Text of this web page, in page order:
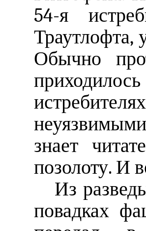
54-я
Траутлофта,
Обычно
знает
позолоту. И
Из
повадках